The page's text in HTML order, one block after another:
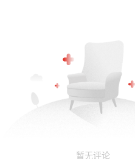
暂无评论